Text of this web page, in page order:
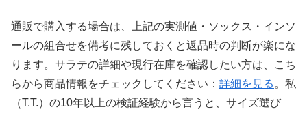
通販で購入する場合は、上記の実測値・ソックス・インソ
ールの組合せを備考に残しておくと返品時の判断が楽にな
ります。サラテの詳細や現行在庫を確認したい方は、こち
らから商品情報をチェックしてください： 詳細を見る 。私
（T.T.）の10年以上の検証経験から言うと、サイズ選び